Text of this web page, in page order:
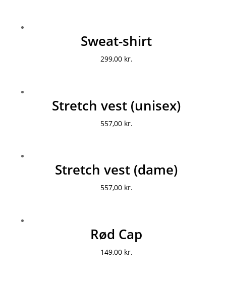
Sweat-shirt
299,00 kr.
Stretch vest (unisex)
557,00 kr.
Stretch vest (dame)
557,00 kr.
Rød Cap
149,00 kr.